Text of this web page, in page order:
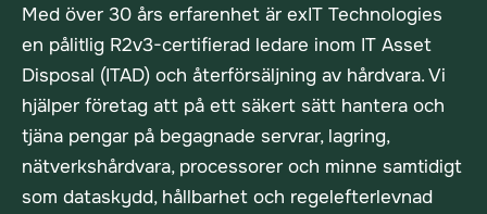
Med över 30 års erfarenhet är exIT Technologies
en pålitlig R2v3-certifierad ledare inom IT Asset
Disposal (ITAD) och återförsäljning av hårdvara. Vi
hjälper företag att på ett säkert sätt hantera och
tjäna pengar på begagnade servrar, lagring,
nätverkshårdvara, processorer och minne samtidigt
som dataskydd, hållbarhet och regelefterlevnad